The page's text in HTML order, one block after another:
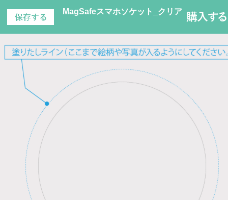
MagSafeスマホソケット_クリア